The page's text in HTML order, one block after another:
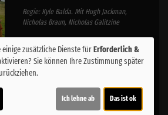
Regie: Kyle Balda. Mit Hugh Jackman,
Nicholas Braun, Nicholas Galitzine
Dorfgeschichten und ein tierisches
Detektivteam. Ein spannendes
Abenteuer voller Überraschungen
zusätzliche Dienste fürErforderlich &
Sie können Ihre Zustimmung später
Ich lehne ab Das ist ok